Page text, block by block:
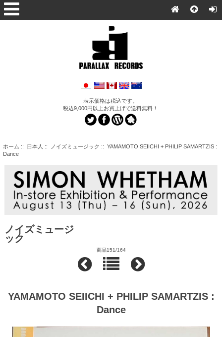
表示価格は税込です。
税込9,000円以上お買上げで送料無料！
ホーム :: 日本人 :: ノイズミュージック :: YAMAMOTO SEIICHI + PHILIP SAMARTZIS :
Dance
ノイズミュージ
ック
商品151/164
YAMAMOTO SEIICHI + PHILIP SAMARTZIS :
Dance